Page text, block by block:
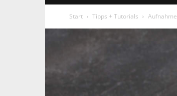
Start Tipps + Tutorials Aufnahme